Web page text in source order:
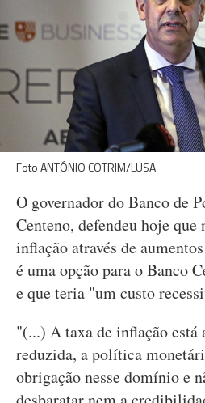
Foto ANTÓNIO COTRIM/LUSA
O governador do Banco de
Centeno, defendeu hoje que
inflação através de
é uma opção para o Banco
e que teria "um custo
"(...) A taxa de inflação está
reduzida, a política
obrigação nesse domínio e